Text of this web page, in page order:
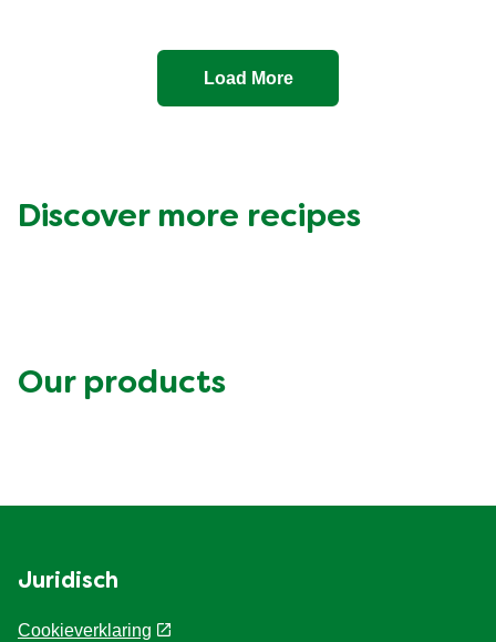
Load More
Discover more recipes
Our products
Juridisch
Cookieverklaring